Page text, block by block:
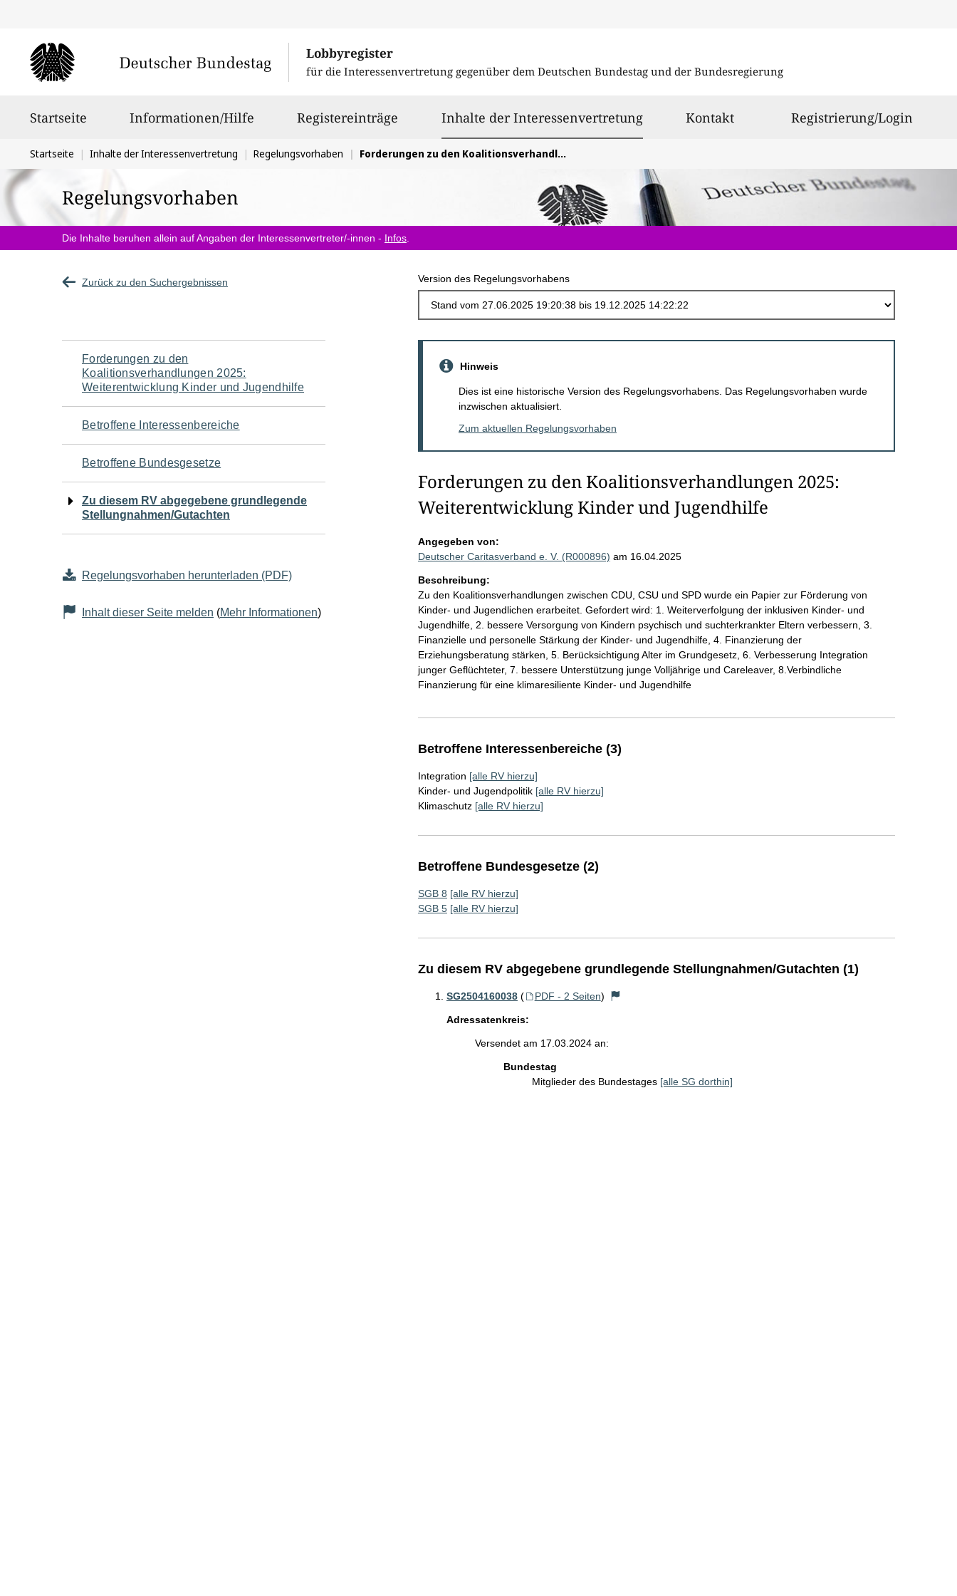
Lobbyregister
für die Interessenvertretung gegenüber dem Deutschen Bundestag und der Bundesregierung
Startseite Informationen/Hilfe Registereinträge Inhalte der Interessenvertretungausgewählt
Kontakt Registrierung/Login
Sie
befinden
sich
hier:
Startseite Inhalte der Interessenvertretung Regelungsvorhaben Forderungen zu den Koalitionsverhandlungen 2025: Weiterentwicklung Kinder und Jugendhilfe
Regelungsvorhaben
Die Inhalte beruhen allein auf Angaben der Interessenvertreter/-innen - Infos
Zurück zu den Suchergebnissen Version des Regelungsvorhabens
Navigation
für
den
Seiteninhalt
Forderungen zu den
Koalitionsverhandlungen 2025:
Weiterentwicklung Kinder und Jugendhilfe
Betroffene Interessenbereiche
Betroffene Bundesgesetze
Zu diesem RV abgegebene grundlegende
Stellungnahmen/Gutachten
Regelungsvorhaben herunterladen (PDF)
Inhalt dieser Seite melden (Mehr Informationen)
Hinweis
Dies ist eine historische Version des Regelungsvorhabens. Das Regelungsvorhaben wurde
inzwischen aktualisiert.
Zum aktuellen Regelungsvorhaben
Forderungen zu den Koalitionsverhandlungen 2025:
Weiterentwicklung Kinder und Jugendhilfe
Angegeben von:
Deutscher Caritasverband e. V. (R000896) am 16.04.2025
Beschreibung:
Zu den Koalitionsverhandlungen zwischen CDU, CSU und SPD wurde ein Papier zur Förderung von
Kinder- und Jugendlichen erarbeitet. Gefordert wird: 1. Weiterverfolgung der inklusiven Kinder- und
Jugendhilfe, 2. bessere Versorgung von Kindern psychisch und suchterkrankter Eltern verbessern, 3.
Finanzielle und personelle Stärkung der Kinder- und Jugendhilfe, 4. Finanzierung der
Erziehungsberatung stärken, 5. Berücksichtigung Alter im Grundgesetz, 6. Verbesserung Integration
junger Geflüchteter, 7. bessere Unterstützung junge Volljährige und Careleaver, 8.Verbindliche
Finanzierung für eine klimaresiliente Kinder- und Jugendhilfe
Betroffene Interessenbereiche (3)
Integration [alle RV hierzu]
Kinder- und Jugendpolitik [alle RV hierzu]
Klimaschutz [alle RV hierzu]
Betroffene Bundesgesetze (2)
SGB 8 [alle RV hierzu]
SGB 5 [alle RV hierzu]
Zu diesem RV abgegebene grundlegende Stellungnahmen/Gutachten (1)
SG2504160038 ( PDF - 2 Seiten)
Adressatenkreis:
Versendet am 17.03.2024 an:
Bundestag
Mitglieder des Bundestages [alle SG dorthin]